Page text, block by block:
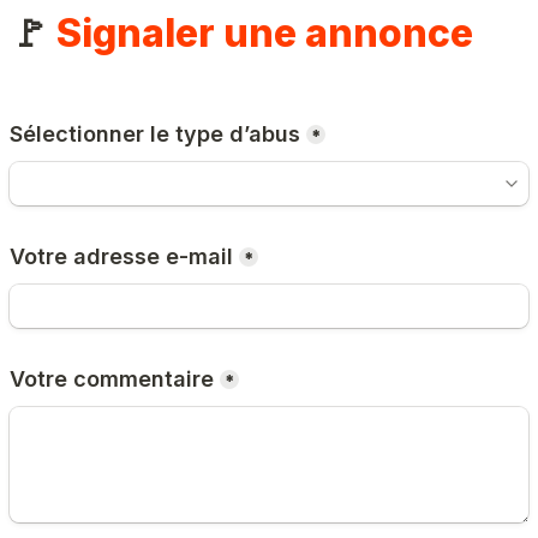
🚩 Signaler une annonce
Sélectionner le type d’abus *
Votre adresse e-mail *
Votre commentaire *